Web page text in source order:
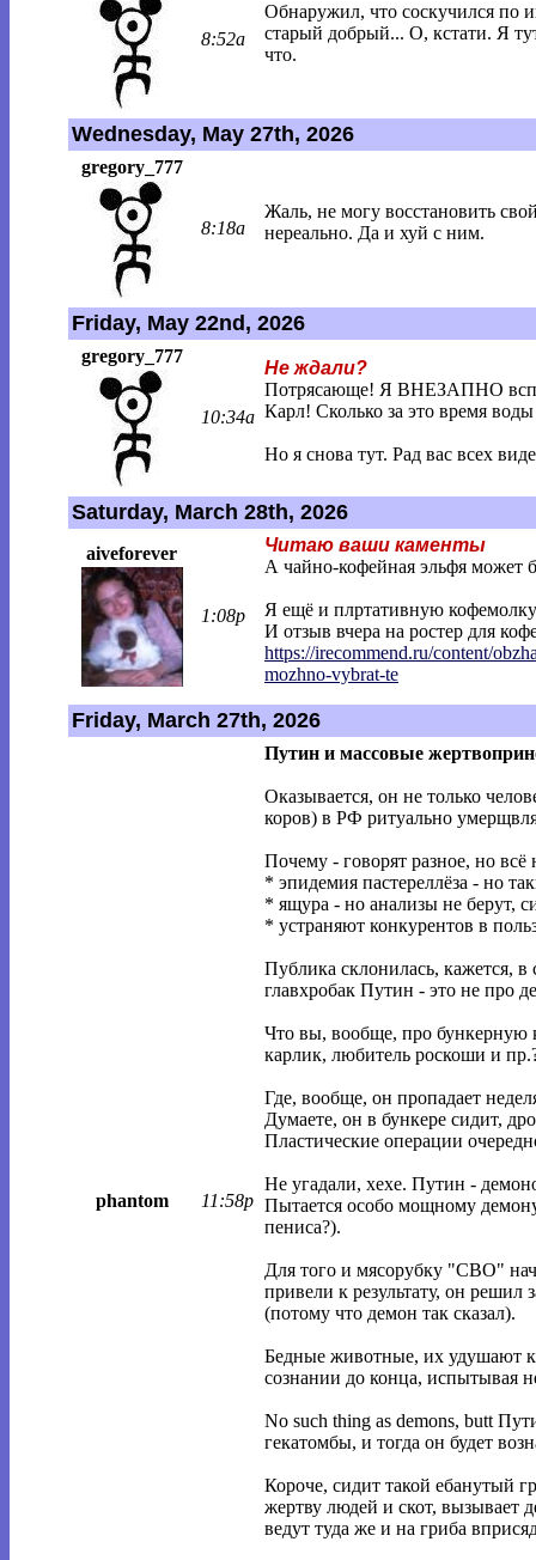
8:52a
Обнаружил, что соскучился по
старый добрый... О, кстати. Я
что.
Wednesday, May 27th, 2026
gregory_777
8:18a
Жаль, не могу восстановить
нереально. Да и хуй с ним.
Friday, May 22nd, 2026
gregory_777
10:34a
Не ждали?
Потрясающе! Я ВНЕЗАПНО
Карл! Сколько за это время
Но я снова тут. Рад вас всех
Saturday, March 28th, 2026
aiveforever
1:08p
Читаю ваши каменты
А чайно-кофейная эльфя может
Я ещё и плртативную
И отзыв вчера на ростер для
https://irecommend.ru/content/
mozhno-vybrat-te
Friday, March 27th, 2026
phantom 11:58p
Путин и массовые
Оказывается, он не только
коров) в РФ ритуально
Почему - говорят разное, но
* эпидемия пастереллёза - но
* ящура - но анализы не берут,
* устраняют конкурентов в
Публика склонилась, кажется,
главхробак Путин - это не про
Что вы, вообще, про бункерную
карлик, любитель роскоши и
Где, вообще, он пропадает
Думаете, он в бункере сидит,
Пластические операции
Не угадали, хехе. Путин -
Пытается особо мощному
пениса?).
Для того и мясорубку "СВО"
привели к результату, он решил
(потому что демон так сказал).
Бедные животные, их удушают
сознании до конца, испытывая
No such thing as demons, butt
гекатомбы, и тогда он будет
Короче, сидит такой ебанутый
жертву людей и скот, вызывает
ведут туда же и на гриба